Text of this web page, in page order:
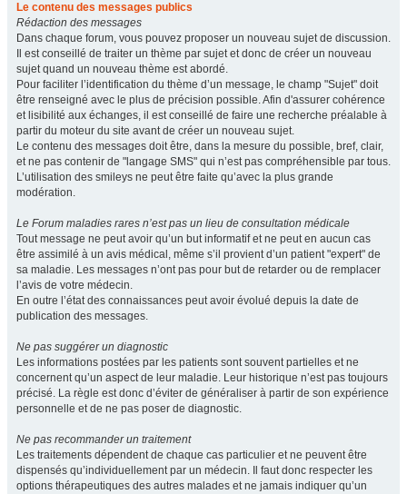
Le contenu des messages publics
Rédaction des messages
Dans chaque forum, vous pouvez proposer un nouveau sujet de discussion.
Il est conseillé de traiter un thème par sujet et donc de créer un nouveau
sujet quand un nouveau thème est abordé.
Pour faciliter l’identification du thème d’un message, le champ "Sujet" doit
être renseigné avec le plus de précision possible. Afin d'assurer cohérence
et lisibilité aux échanges, il est conseillé de faire une recherche préalable à
partir du moteur du site avant de créer un nouveau sujet.
Le contenu des messages doit être, dans la mesure du possible, bref, clair,
et ne pas contenir de "langage SMS" qui n’est pas compréhensible par tous.
L’utilisation des smileys ne peut être faite qu’avec la plus grande
modération.
Le Forum maladies rares n’est pas un lieu de consultation médicale
Tout message ne peut avoir qu’un but informatif et ne peut en aucun cas
être assimilé à un avis médical, même s’il provient d’un patient "expert" de
sa maladie. Les messages n’ont pas pour but de retarder ou de remplacer
l’avis de votre médecin.
En outre l’état des connaissances peut avoir évolué depuis la date de
publication des messages.
Ne pas suggérer un diagnostic
Les informations postées par les patients sont souvent partielles et ne
concernent qu’un aspect de leur maladie. Leur historique n’est pas toujours
précisé. La règle est donc d’éviter de généraliser à partir de son expérience
personnelle et de ne pas poser de diagnostic.
Ne pas recommander un traitement
Les traitements dépendent de chaque cas particulier et ne peuvent être
dispensés qu’individuellement par un médecin. Il faut donc respecter les
options thérapeutiques des autres malades et ne jamais indiquer qu’un